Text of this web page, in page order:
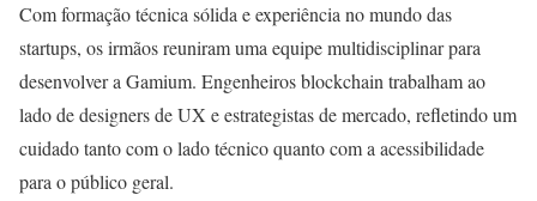
Com formação técnica sólida e experiência no mundo das
startups, os irmãos reuniram uma equipe multidisciplinar para
desenvolver a Gamium. Engenheiros blockchain trabalham ao
lado de designers de UX e estrategistas de mercado, refletindo um
cuidado tanto com o lado técnico quanto com a acessibilidade
para o público geral.